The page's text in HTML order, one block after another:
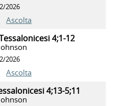
2026
Ascolta
4;1-12
2026
Ascolta
4;13-5;11